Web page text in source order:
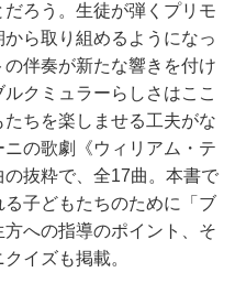
ろう。生徒が弾くプリモ
ら取り組めるようになっ
伴奏が新たな響きを付け
クミュラーらしさはここ
ちを楽しませる工夫がな
の歌劇《ウィリアム・テ
抜粋で、全17曲。本書で
子どもたちのために「ブ
への指導のポイント、そ
イズも掲載。